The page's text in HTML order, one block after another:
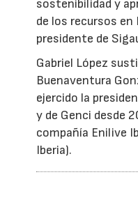
sostenibilidad y
de los recursos en
presidente de
Gabriel López
Buenaventura
ejercido la
y de Genci desde
compañía Enilive
Iberia).